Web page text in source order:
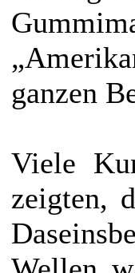
ganzen
Viele
zeigten,